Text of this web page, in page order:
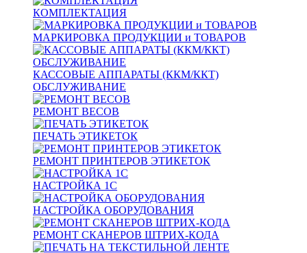
КОМПЛЕКТАЦИЯ
МАРКИРОВКА ПРОДУКЦИИ и ТОВАРОВ
КАССОВЫЕ АППАРАТЫ (ККМ/ККТ)
ОБСЛУЖИВАНИЕ
РЕМОНТ ВЕСОВ
ПЕЧАТЬ ЭТИКЕТОК
РЕМОНТ ПРИНТЕРОВ ЭТИКЕТОК
НАСТРОЙКА 1С
НАСТРОЙКА ОБОРУДОВАНИЯ
РЕМОНТ СКАНЕРОВ ШТРИХ-КОДА